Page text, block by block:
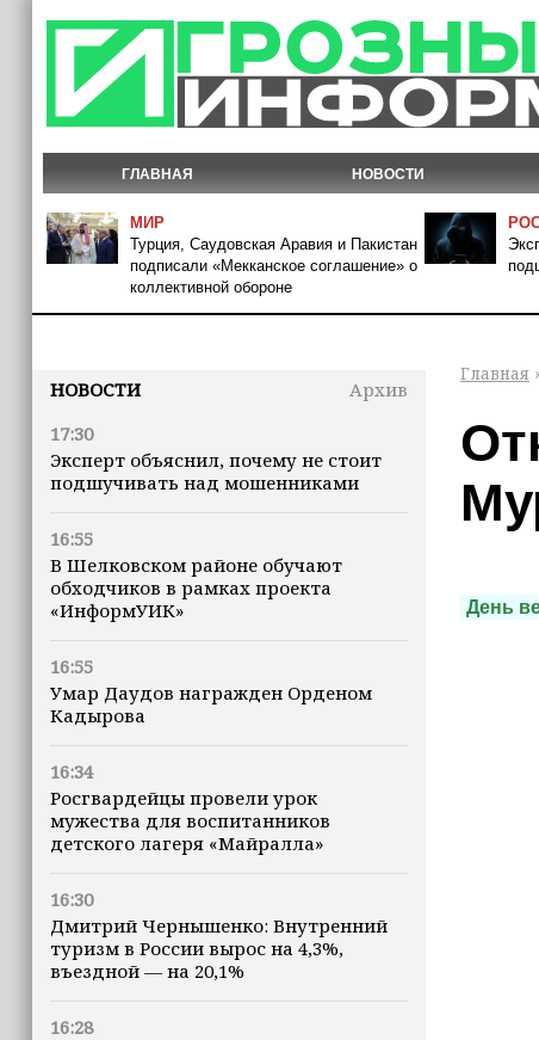
ГЛАВНАЯ НОВОСТИ
МИР
Турция, Саудовская Аравия и Пакистан
подписали «Мекканское соглашение» о
коллективной обороне
НОВОСТИ
Архив
17:30
Эксперт объяснил, почему не стоит
подшучивать над мошенниками
16:55
В Шелковском районе обучают
обходчиков в рамках проекта
«ИнформУИК»
16:55
Умар Даудов награжден Орденом
Кадырова
16:34
Росгвардейцы провели урок
мужества для воспитанников
детского лагеря «Майралла»
16:30
Дмитрий Чернышенко: Внутренний
туризм в России вырос на 4,3%,
въездной — на 20,1%
16:28
Главная
День